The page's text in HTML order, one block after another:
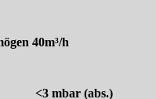
40m³/h
<3 mbar (abs.)